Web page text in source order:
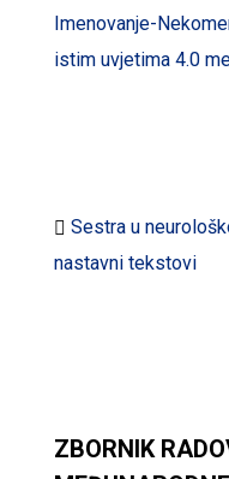
Imenovanje-
istim uvjetima 4.0
Sestra u
nastavni tekstovi
ZBORNIK